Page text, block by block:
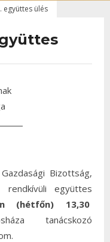
együttes ülés
Bizottság,
együttes
(hétfőn) 13,30
tanácskozó